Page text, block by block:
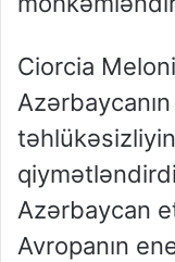
Ciorcia
Azərbaycan
Avropanın